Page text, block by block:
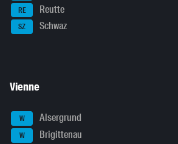
RE Reutte
SZ Schwaz
Vienne
W Alsergrund
W Brigittenau